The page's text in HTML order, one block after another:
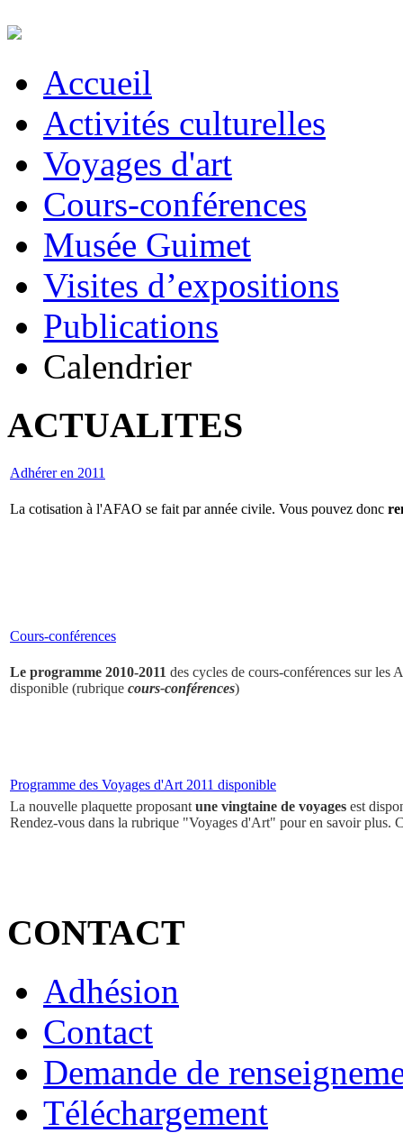
Accueil
Activités culturelles
Voyages d'art
Cours-conférences
Musée Guimet
Visites d’expositions
Publications
Calendrier
ACTUALITES
Adhérer en 2011
La cotisation à l'AFAO se fait par année civile. Vous pouvez donc
Cours-conférences
Le programme 2010-2011 des cycles de cours-conférences sur
disponible (rubrique cours-conférences)
Programme des Voyages d'Art 2011 disponible
La nouvelle plaquette proposantune vingtaine de voyages est
Rendez-vous dans la rubrique "Voyages d'Art" pour en savoir plus.
CONTACT
Adhésion
Contact
Demande de
Téléchargement